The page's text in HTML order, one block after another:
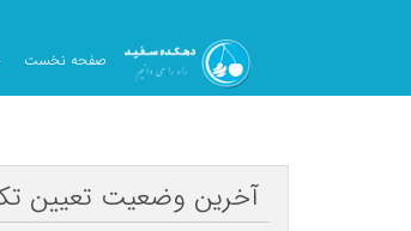
صفحه نخست
ارتباط با ما
آخرین وضعیت تعیین